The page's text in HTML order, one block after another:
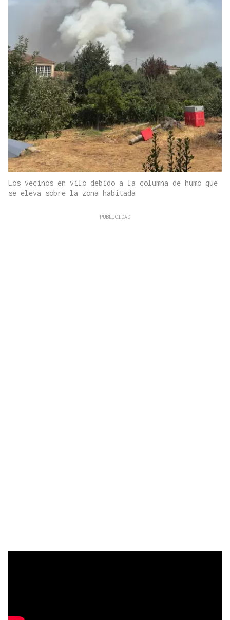
Los vecinos en vilo debido a la columna de humo que
se eleva sobre la zona habitada